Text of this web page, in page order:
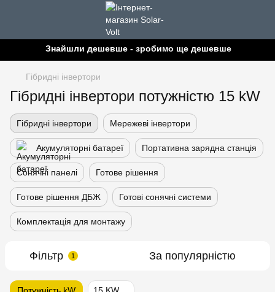
Знайшли дешевше - зробимо ще дешевше!
Гібридні інвертори
Гібридні інвертори потужністю 15 kW
Гібридні інвертори Мережеві інвертори
Акумуляторні батареї Портативна зарядна станція
Сонячні панелі Готове рішення
Готове рішення ДБЖ Готові сонячні системи
Комплектація для монтажу
Фільтр 1 За популярністю